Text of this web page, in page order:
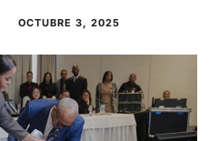
OCTUBRE 3, 2025